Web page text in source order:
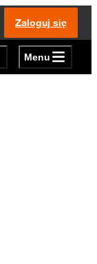
Zaloguj się
Menu